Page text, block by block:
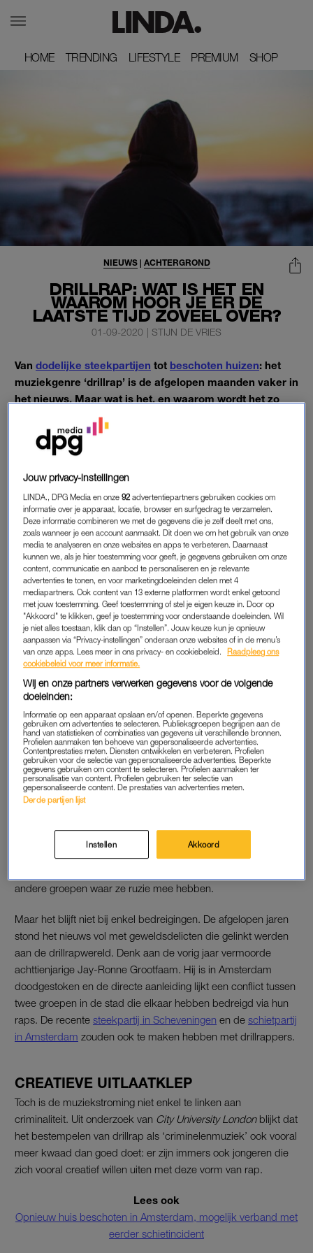
HOME
HOME TRENDING
TRENDING LIFESTYLE
LIFESTYLE PREMIUM
PREMIUM SHOP
SHOP
DRILLRAP: WAT IS HET EN
WAAROM HOOR JE ER DE
LAATSTE TIJD ZOVEEL OVER?
NIEUWS| ACHTERGROND
01-09-2020 | STIJN DE VRIES
Van dodelijke steekpartijen tot beschoten huizen: het
muziekgenre ‘drillrap’ is de afgelopen maanden vaker in
het nieuws. Maar wat is het, en waarom wordt het zo
vaak gelinkt aan geweld?
In de teksten van de nummers hoor je veel dreigementen.
Maar daar blijft het niet bij.
VAN AMERIKA NAAR AMSTERDAM
Drillrap ontstond in de armere wijken van het Amerikaanse
Chicago. Daar vertelden mannen via rap, vaak onherkenbaar
door maskers die ze opzetten, over het harde leven op straat.
In de muziek dreigen ze ook hun vijanden iets aan te doen. Zo
zijn er ook weleens vuurwapens in de spraakmakende video’s
te zien.
Lees ook
Man (19) overleden bij steekpartij op de Pier in Scheveningen
Drillrap lijkt optrap(een ander subgenre waarin elektronische
muziek wordt gebruikt tijdens het rappen, red.) maar drillrap is
harder en donkerder. Na Chicago werd de muziekstroming
populair in Londen, en sinds een aantal jaar is het bekend
geworden in Nederland.
ACHTTIENJARIGE VERMOORD
nummers die drillrappers maken wél: ze kunnen zelfs
miljoenen streams krijgen. Drillrapgroepen rappen in hun
andere groepen waar ze ruzie mee hebben.
Maar het blijft niet bij enkel bedreigingen. De afgelopen jaren
stond het nieuws vol met geweldsdelicten die gelinkt werden
aan de drillrapwereld. Denk aan de vorig jaar vermoorde
achttienjarige Jay-Ronne Grootfaam. Hij is in Amsterdam
doodgestoken en de directe aanleiding lijkt een conflict tussen
twee groepen in de stad die elkaar hebben bedreigd via hun
raps. De recente steekpartij in Scheveningen en de schietpartij
in Amsterdam zouden ook te maken hebben met drillrappers.
CREATIEVE UITLAATKLEP
Toch is de muziekstroming niet enkel te linken aan
criminaliteit. Uit onderzoek van City University Londonblijkt dat
het bestempelen van drillrap als ‘criminelenmuziek’ ook vooral
meer kwaad dan goed doet: er zijn immers ook jongeren die
zich vooral creatief willen uiten met deze vorm van rap.
Lees ook
Opnieuw huis beschoten in Amsterdam, mogelijk verband met
eerder schietincident
Jouw privacy-instellingen
LINDA., DPG Media en onze92 advertentiepartners gebruiken cookies om
informatie over je apparaat, locatie, browser en surfgedrag te verzamelen.
Deze informatie combineren we met de gegevens die je zelf deelt met ons,
zoals wanneer je een account aanmaakt. Dit doen we om het gebruik van onze
media te analyseren en onze websites en apps te verbeteren. Daarnaast
kunnen we, als je hier toestemming voor geeft, je gegevens gebruiken om onze
content, communicatie en aanbod te personaliseren en je relevante
advertenties te tonen, en voor marketingdoeleinden delen met 4
mediapartners. Ook content van 13 externe platformen wordt enkel getoond
met jouw toestemming. Geef toestemming of stel je eigen keuze in. Door op
"Akkoord" te klikken, geef je toestemming voor onderstaande doeleinden. Wil
je niet alles toestaan, klik dan op “Instellen”. Jouw keuze kun je opnieuw
aanpassen via “Privacy-instellingen” onderaan onze websites of in de menu’s
van onze apps. Lees meer in ons privacy- en cookiebeleid.
Raadpleeg ons
cookiebeleid voor meer informatie.
Wij en onze partners verwerken gegevens voor de volgende
doeleinden:
Informatie op een apparaat opslaan en/of openen. Beperkte gegevens
gebruiken om advertenties te selecteren. Publieksgroepen begrijpen aan de
hand van statistieken of combinaties van gegevens uit verschillende bronnen.
Profielen aanmaken ten behoeve van gepersonaliseerde advertenties.
Contentprestaties meten. Diensten ontwikkelen en verbeteren. Profielen
gebruiken voor de selectie van gepersonaliseerde advertenties. Beperkte
gegevens gebruiken om content te selecteren. Profielen aanmaken ter
personalisatie van content. Profielen gebruiken ter selectie van
gepersonaliseerde content. De prestaties van advertenties meten.
Derde partijen lijst
Instellen Akkoord